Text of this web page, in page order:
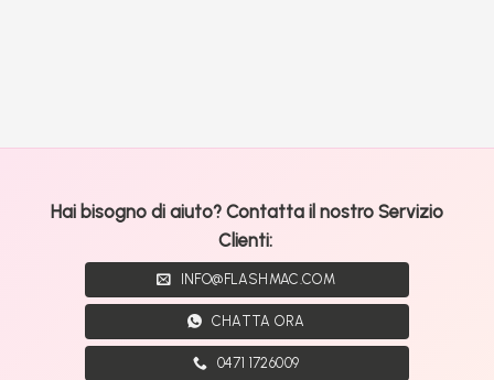
Hai bisogno di aiuto? Contatta il nostro Servizio
Clienti:
INFO@FLASHMAC.COM
CHATTA ORA
0471 1726009